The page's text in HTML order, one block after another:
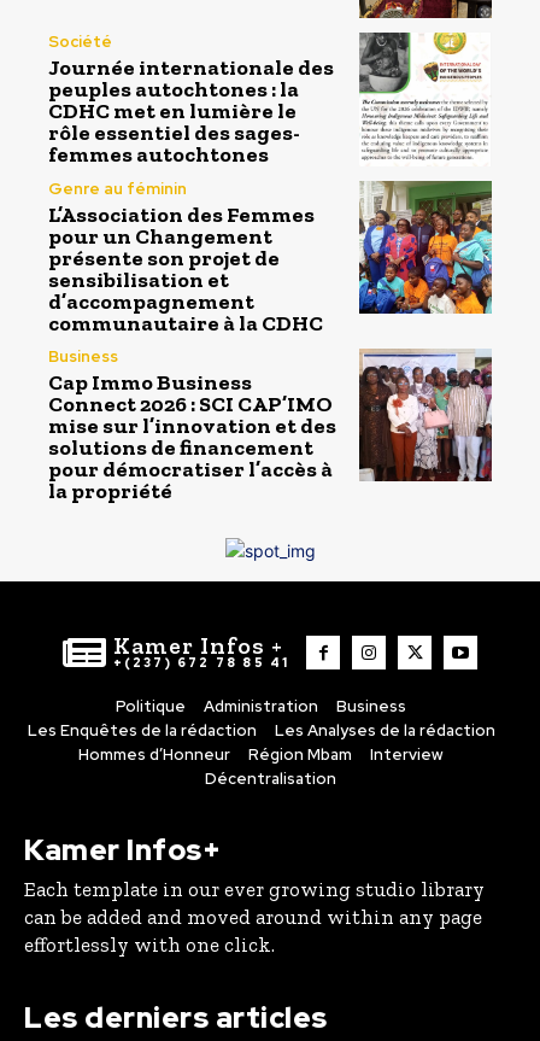
Société
Journée internationale des
peuples autochtones : la
CDHC met en lumière le
rôle essentiel des sages-
femmes autochtones
Genre au féminin
L’Association des Femmes
pour un Changement
présente son projet de
sensibilisation et
d’accompagnement
communautaire à la CDHC
Business
Cap Immo Business
Connect 2026 : SCI CAP’IMO
mise sur l’innovation et des
solutions de financement
pour démocratiser l’accès à
la propriété
Kamer Infos +
+(237) 672 78 85 41
Politique Administration
Business
Les Enquêtes de la rédaction
Les Analyses de la rédaction
Hommes d’Honneur
Région Mbam
Interview
Décentralisation
Kamer Infos+
Each template in our ever growing studio library
can be added and moved around within any page
effortlessly with one click.
Les derniers articles